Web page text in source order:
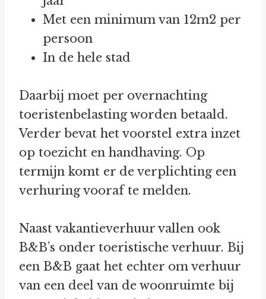
Met een minimum van 12m2 per
persoon
In de hele stad
Daarbij moet per overnachting
toeristenbelasting worden betaald.
Verder bevat het voorstel extra inzet
op toezicht en handhaving. Op
termijn komt er de verplichting een
verhuring vooraf te melden.
Naast vakantieverhuur vallen ook
B&B’s onder toeristische verhuur. Bij
een B&B gaat het echter om verhuur
van een deel van de woonruimte bij